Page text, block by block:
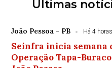
Últimas
João Pessoa - PB Há 4 horas
Seinfra inicia semana
Operação Tapa-